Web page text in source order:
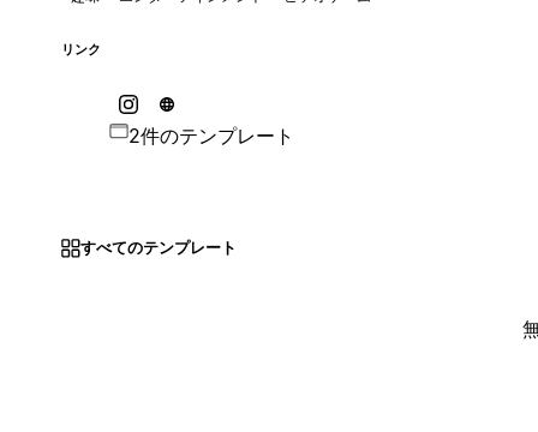
リンク
2件のテンプレート
すべてのテンプレート